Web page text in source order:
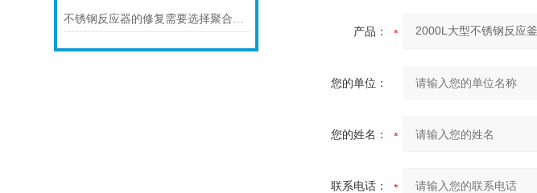
不锈钢反应器的修复需要选择聚合物复合材料的现场修补胶
产品：
您的单位：
您的姓名：
联系电话：